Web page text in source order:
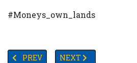
#Moneys_own_lands
PREVIOUS ARTICLE: စိတ်တည်င
PREV NEXT ARTICLE:
NEXT